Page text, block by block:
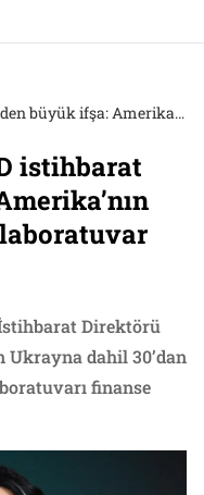
Görevden ayrılan ABD istihbarat şefinden büyük ifşa: Amerika’nın dünyadaki gizli biyo laboratuvar ağını açıkladı
istihbarat
Direktörü
dahil 30’dan
finanse